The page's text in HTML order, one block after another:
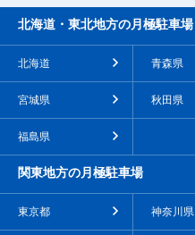
北海道・東北地方の月極駐車場
北海道 青森県
宮城県 秋田県
福島県
関東地方の月極駐車場
東京都 神奈川県